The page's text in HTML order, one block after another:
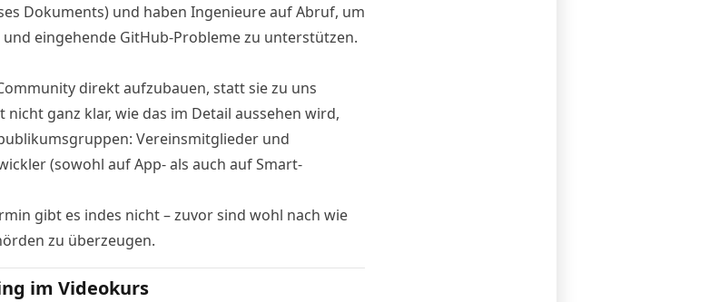
Dokuments) und haben Ingenieure auf Abruf, um
und eingehende GitHub-Probleme zu unterstützen.
direkt aufzubauen, statt sie zu uns
nicht ganz klar, wie das im Detail aussehen wird,
Vereinsmitglieder und
(sowohl auf App- als auch auf Smart-
gibt es indes nicht – zuvor sind wohl nach wie
zu überzeugen.
im Videokurs